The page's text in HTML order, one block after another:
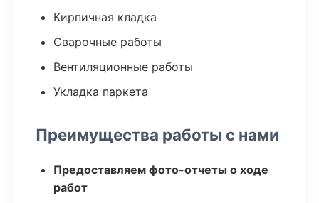
Кирпичная кладка
Сварочные работы
Вентиляционные работы
Укладка паркета
Преимущества работы с нами
Предоставляем фото-отчеты о ходе
работ